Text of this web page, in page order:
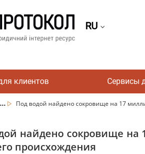
RU
клиентов Сервисы
... Под водой найдено сокровище на 17
найдено сокровище на
происхождения